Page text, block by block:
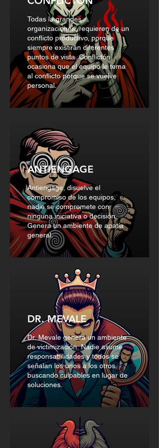
Todas la grandes
organizaciones, requieren de un
conflicto productivo, porque
siempre existirán diferentes
puntos de vista. Conflictón
ocasiona que el equipo le tema
al conflicto porque se vuelve
personal.
ANTIENGAGE
Antiengage, disuelve el
compromiso de los equipos,
nadie se compromete con
ninguna iniciativa o decisión.
Genera un ambiente de apatía
general.
DR. MEVALE
Dr. Mevale genera un ambiente
de victimización. Nadie asume
responsabilidades y todos se
señalan los unos a los otros
buscando culpables en lugar de
soluciones.